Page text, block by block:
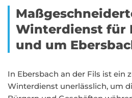
Winterdienst für
und um
In Ebersbach an der Fils ist ein
Winterdienst unerlässlich, um